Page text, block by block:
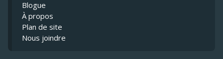
Blogue
À propos
Plan de site
Nous joindre